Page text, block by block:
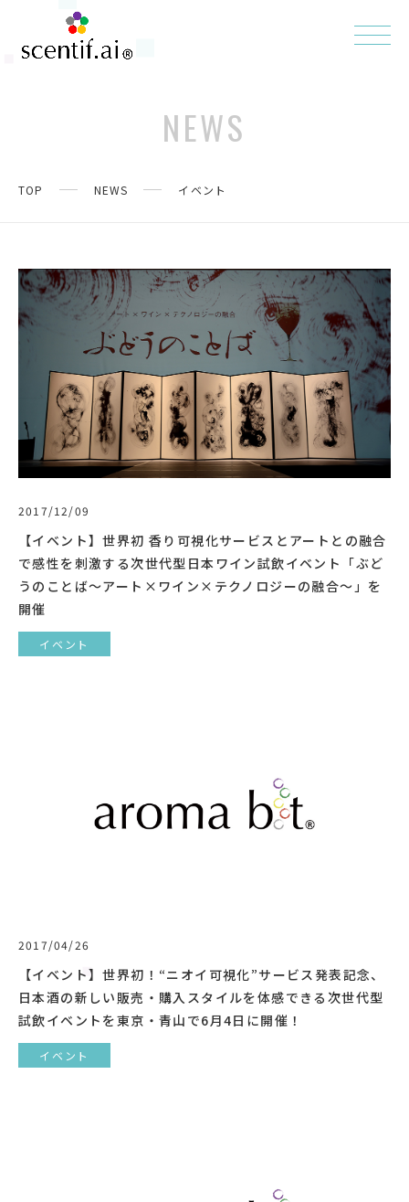
NEWS
TOP NEWS イベント
2017/12/09
【イベント】世界初 香り可視化サービスとアートとの融合
で感性を刺激する次世代型日本ワイン試飲イベント「ぶど
うのことば〜アート×ワイン×テクノロジーの融合～」を
開催
イベント
2017/04/26
【イベント】世界初！“ニオイ可視化”サービス発表記念、
日本酒の新しい販売・購入スタイルを体感できる次世代型
試飲イベントを東京・青山で6月4日に開催！
イベント